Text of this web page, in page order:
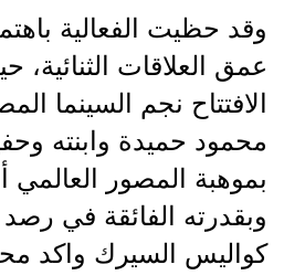
وقد حظيت الفعالية
عمق العلاقات
الافتتاح نجم السينما
محمود حميدة وابنته
بموهبة المصور
وبقدرته الفائقة في
كواليس السيرك واكد